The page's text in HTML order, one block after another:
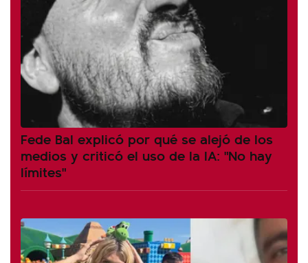
Fede Bal explicó por qué se alejó de los
medios y criticó el uso de la IA: "No hay
límites"